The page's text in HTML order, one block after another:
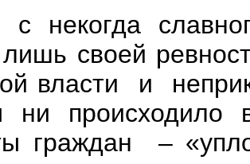
с некогда
своей
власти и
ни происходило
граждан –